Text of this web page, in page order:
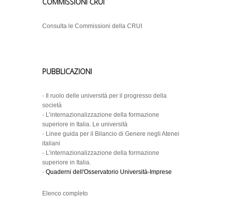
Consulta le Commissioni della CRUI
PUBBLICAZIONI
-
Il ruolo delle università per il progresso della
società
- L’internazionalizzazione della formazione
superiore in Italia. Le università
- Linee guida per il Bilancio di Genere negli Atenei
italiani
- L’internazionalizzazione della formazione
superiore in Italia.
- Quaderni dell'Osservatorio Università-Imprese
Elenco completo